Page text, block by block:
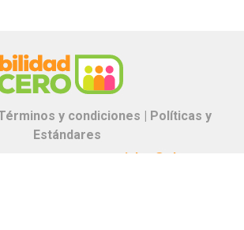
y condiciones |
Políticas y
Estándares
proyectos.especiales@glr.pe